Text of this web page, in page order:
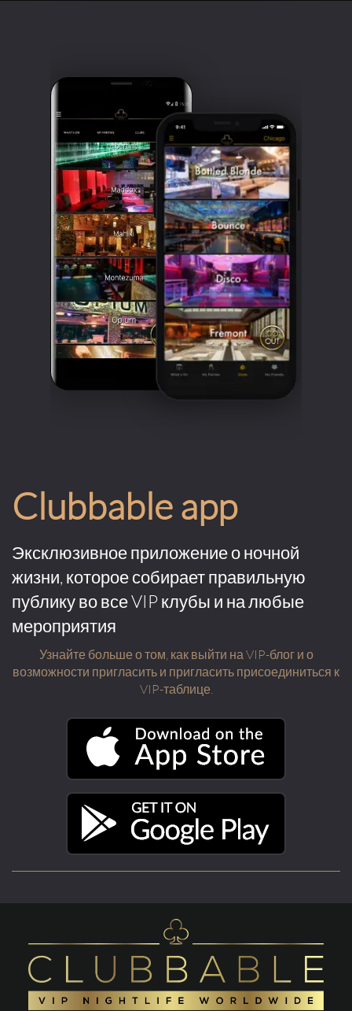
Clubbable app
Эксклюзивное приложение о ночной
жизни, которое собирает правильную
публику во все VIP клубы и на любые
мероприятия
Узнайте больше о том, как выйти на VIP-блог и о
возможности пригласить и пригласить присоединиться к
VIP-таблице.